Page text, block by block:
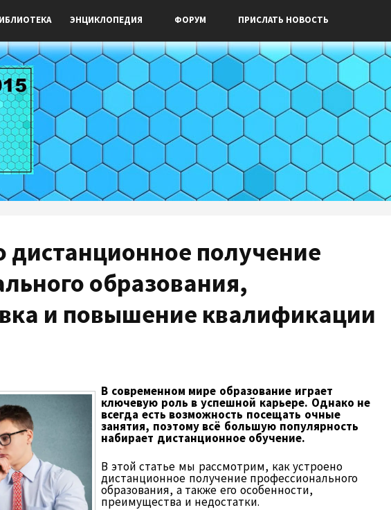
ЭНЦИКЛОПЕДИЯ ФОРУМ ПРИСЛАТЬ НОВОСТЬ
дистанционное получение
образования,
и повышение квалификации
В современном мире образование играет
ключевую роль в успешной карьере. Однако не
всегда есть возможность посещать очные
занятия, поэтому всё большую популярность
набирает дистанционное обучение.
В этой статье мы рассмотрим, как устроено
дистанционное получение профессионального
образования, а также его особенности,
преимущества и недостатки.